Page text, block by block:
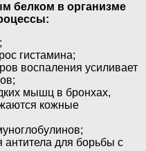
белком в организме
гистамина;
воспаления усиливает
мышц в бронхах,
кожные
для борьбы с